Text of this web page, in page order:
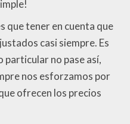
que tener en cuenta que
casi siempre. Es
particular no pase así,
nos esforzamos por
ofrecen los precios